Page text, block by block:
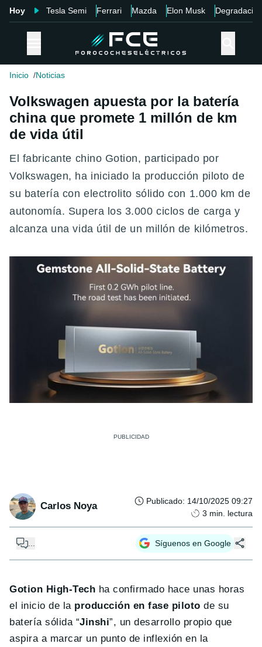
Hoy Tesla Semi Ferrari Mazda Elon Musk Degradación
Inicio Noticias
Volkswagen apuesta por la batería
china que promete 1 millón de km
de vida útil
El fabricante chino Gotion, participado por
Volkswagen, ha iniciado la producción piloto de
su batería con electrolito sólido con 1.000 km de
autonomía. Supera los 3.000 ciclos de carga y
alcanza una vida útil de un millón de kilómetros.
Carlos Noya Publicado: 14/10/2025 09:27
3 min. lectura
Síguenos en Google
Gotion High-Tech ha confirmado hace unas horas
el inicio de la producción en fase piloto de su
batería sólida “Jinshi”, un desarrollo propio que
aspira a marcar un punto de inflexión en la